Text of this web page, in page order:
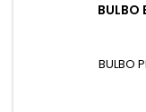
BULBO
BULBO